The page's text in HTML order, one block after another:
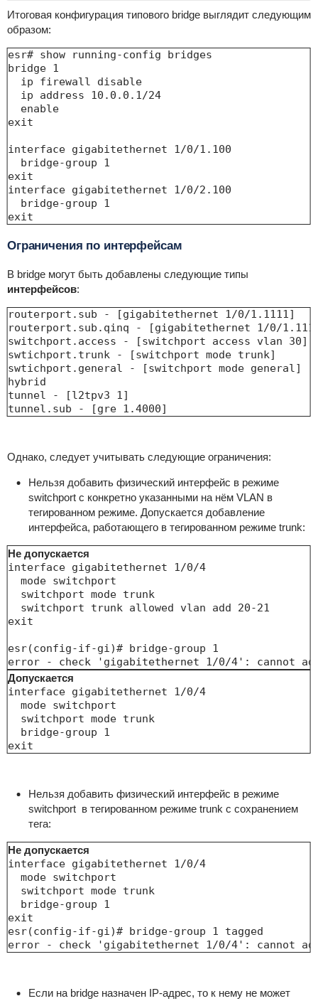
Итоговая конфигурация типового bridge выглядит следующим
образом:
esr# show running-config bridges
bridge 1
ip firewall disable
ip address 10.0.0.1/24
enable
exit
interface gigabitethernet 1/0/1.100
  bridge-group 1
exit
interface gigabitethernet 1/0/2.100
  bridge-group 1
exit
Ограничения по интерфейсам
В bridge могут быть добавлены следующие типы
интерфейсов:
routerport.sub - [gigabitethernet 1/0/1.1111]
routerport.sub.qinq - [gigabitethernet 1/0/
switchport.access - [switchport access vlan 30]
swtichport.trunk - [switchport mode trunk]
swtichport.general - [switchport mode general]
hybrid
tunnel - [l2tpv3 1]
tunnel.sub - [gre 1.4000]
Однако, следует учитывать следующие ограничения:
Нельзя добавить физический интерфейс в режиме
switchport с конкретно указанными на нём VLAN в
тегированном режиме. Допускается добавление
интерфейса, работающего в тегированном режиме trunk:
Не допускается
interface gigabitethernet 1/0/4
  mode switchport
  switchport mode trunk
  switchport trunk allowed vlan add 20-21
exit
esr(config-if-gi)# bridge-group 1
error - check 'gigabitethernet 1/0/4': cannot
Допускается
interface gigabitethernet 1/0/4
  mode switchport
  switchport mode trunk
  bridge-group 1
exit
Нельзя добавить физический интерфейс в режиме
switchport в тегированном режиме trunk с сохранением
тега:
Не допускается
interface gigabitethernet 1/0/4
  mode switchport
  switchport mode trunk
  bridge-group 1
exit
esr(config-if-gi)# bridge-group 1 tagged
error - check 'gigabitethernet 1/0/4': cannot
Если на bridge назначен IP-адрес, то к нему не может